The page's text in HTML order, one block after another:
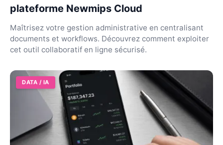
plateforme Newmips Cloud
Maîtrisez votre gestion administrative en centralisant
documents et workflows. Découvrez comment exploiter
cet outil collaboratif en ligne sécurisé.
DATA / IA